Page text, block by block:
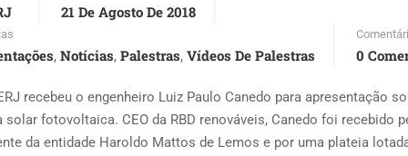
21 De Agosto De 2018
, Notícias, Palestras, Vídeos De Palestras 0
recebeu o engenheiro Luiz Paulo Canedo para apresentação
solar fotovoltaica. CEO da RBD renováveis, Canedo foi recebido
da entidade Haroldo Mattos de Lemos e por uma plateia